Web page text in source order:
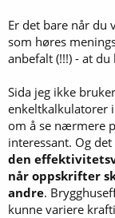
Er det bare når du
som høres
anbefalt (!!!) - at
Sida jeg ikke
enkeltkalkulatorer
om å se nærmere
interessant. Og
den
når oppskrifter
andre.
kunne variere